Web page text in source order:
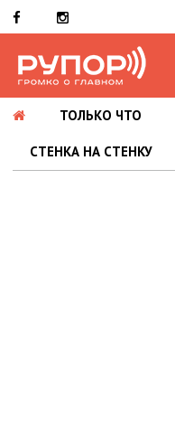
ТОЛЬКО ЧТО
СТЕНКА НА СТЕНКУ